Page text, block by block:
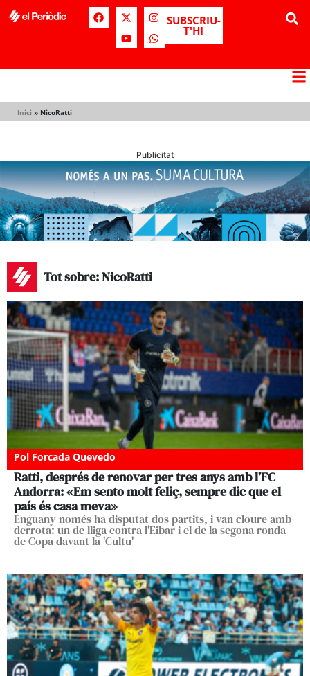
SUBSCRIU-
T'HI
Inici » NicoRatti
Publicitat
Tot sobre: NicoRatti
Pol Forcada Quevedo
Ratti, després de renovar per tres anys amb l’FC
Andorra: «Em sento molt feliç, sempre dic que el
país és casa meva»
Enguany només ha disputat dos partits, i van cloure amb
derrota: un de lliga contra l'Eibar i el de la segona ronda
de Copa davant la 'Cultu'